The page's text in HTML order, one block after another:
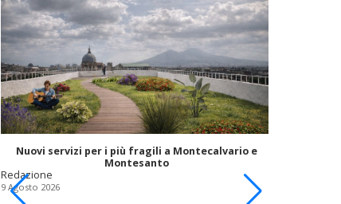
Nuovi servizi per i più fragili a Montecalvario e
Montesanto
Redazione
9 Agosto 2026